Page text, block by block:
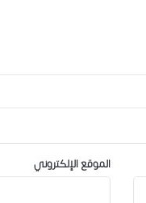
الموقع الإلكتروني